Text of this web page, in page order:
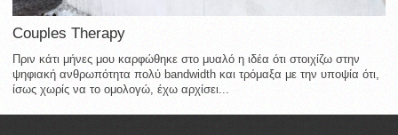
Couples Therapy
Πριν κάτι μήνες μου καρφώθηκε στο μυαλό η ιδέα ότι στοιχίζω στην
ψηφιακή ανθρωπότητα πολύ bandwidth και τρόμαξα με την υποψία ότι,
ίσως χωρίς να το ομολογώ, έχω αρχίσει...